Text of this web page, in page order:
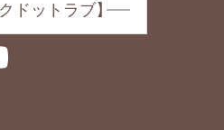
ドットラブ】